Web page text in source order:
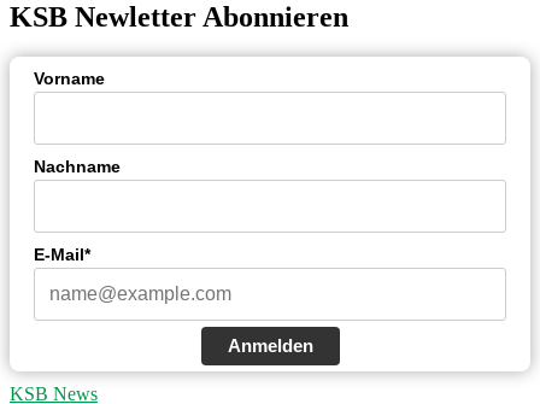
KSB Newletter Abonnieren
Vorname
Nachname
E-Mail*
Anmelden
KSB News